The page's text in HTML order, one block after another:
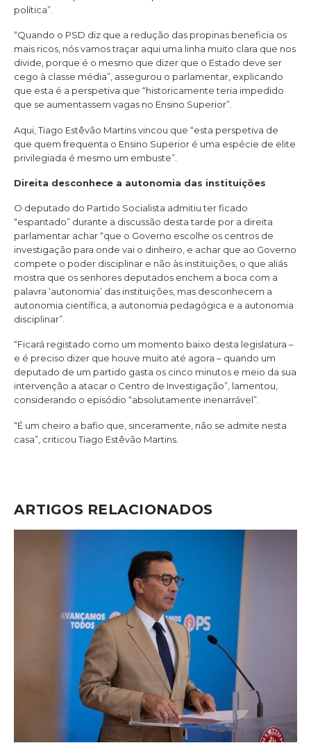
política”.
“Quando o PSD diz que a redução das propinas beneficia os
mais ricos, nós vamos traçar aqui uma linha muito clara que nos
divide, porque é o mesmo que dizer que o Estado deve ser
cego à classe média”, assegurou o parlamentar, explicando
que esta é a perspetiva que “historicamente teria impedido
que se aumentassem vagas no Ensino Superior”.
Aqui, Tiago Estêvão Martins vincou que “esta perspetiva de
que quem frequenta o Ensino Superior é uma espécie de elite
privilegiada é mesmo um embuste”.
Direita desconhece a autonomia das instituições
O deputado do Partido Socialista admitiu ter ficado
“espantado” durante a discussão desta tarde por a direita
parlamentar achar “que o Governo escolhe os centros de
investigação para onde vai o dinheiro, e achar que ao Governo
compete o poder disciplinar e não às instituições, o que aliás
mostra que os senhores deputados enchem a boca com a
palavra ‘autonomia’ das instituições, mas desconhecem a
autonomia científica, a autonomia pedagógica e a autonomia
disciplinar”.
“Ficará registado como um momento baixo desta legislatura –
e é preciso dizer que houve muito até agora – quando um
deputado de um partido gasta os cinco minutos e meio da sua
intervenção a atacar o Centro de Investigação”, lamentou,
considerando o episódio “absolutamente inenarrável”.
“É um cheiro a bafio que, sinceramente, não se admite nesta
casa”, criticou Tiago Estêvão Martins.
ARTIGOS RELACIONADOS